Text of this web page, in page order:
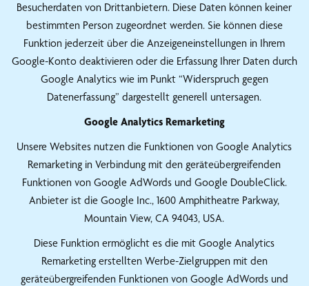
Besucherdaten von Drittanbietern. Diese Daten können keiner
bestimmten Person zugeordnet werden. Sie können diese
Funktion jederzeit über die Anzeigeneinstellungen in Ihrem
Google-Konto deaktivieren oder die Erfassung Ihrer Daten durch
Google Analytics wie im Punkt “Widerspruch gegen
Datenerfassung” dargestellt generell untersagen.
Google Analytics Remarketing
Unsere Websites nutzen die Funktionen von Google Analytics
Remarketing in Verbindung mit den geräteübergreifenden
Funktionen von Google AdWords und Google DoubleClick.
Anbieter ist die Google Inc., 1600 Amphitheatre Parkway,
Mountain View, CA 94043, USA.
Diese Funktion ermöglicht es die mit Google Analytics
Remarketing erstellten Werbe-Zielgruppen mit den
geräteübergreifenden Funktionen von Google AdWords und